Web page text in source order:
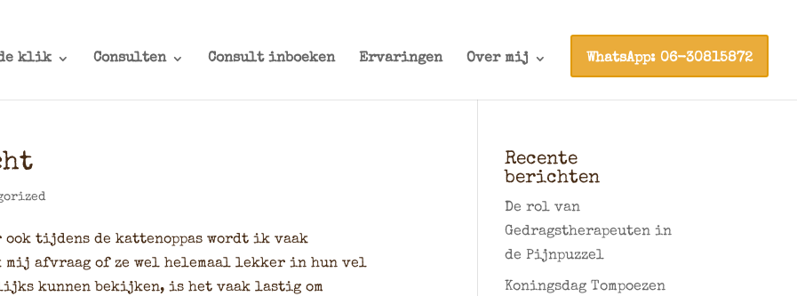
de klik Consulten Consult inboeken Ervaringen Over mij WhatsApp: 06-30815872
tijdens de kattenoppas wordt ik vaak
mij afvraag of ze wel helemaal lekker in hun vel
kunnen bekijken, is het vaak lastig om
Recente
berichten
De rol van
Gedragstherapeuten in
de Pijnpuzzel
Koningsdag Tompoezen